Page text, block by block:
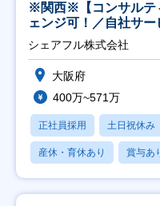
※関西※【コンサルテ
ェンジ可！／自社サ
シェアフル株式会社
大阪府
400万~571万
正社員採用 土日祝休み
産休・育休あり 賞与あ